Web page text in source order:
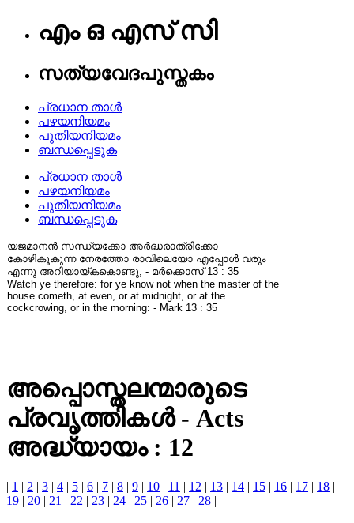
എം ഒ എസ് സി
സത്യവേദപുസ്തകം
പ്രധാന താൾ
പഴയനിയമം
പുതിയനിയമം
ബന്ധപ്പെടുക
പ്രധാന താൾ
പഴയനിയമം
പുതിയനിയമം
ബന്ധപ്പെടുക
അപ്പൊസ്തലന്മാരുടെ
പ്രവൃത്തികൾ- Acts
അദ്ധ്യായം : 12
| 1 | 2 | 3 | 4 | 5 | 6 | 7 | 8 | 9 | 10 | 11 | 12 | 13 | 14 | 15 | 16 | 17 | 18 |
19 | 20 | 21 | 22 | 23 | 24 | 25 | 26 | 27 | 28 |